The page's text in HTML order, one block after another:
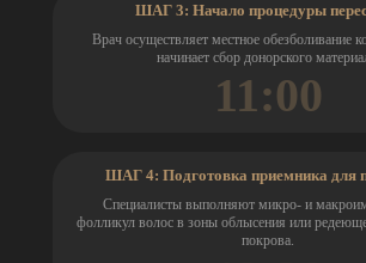
ШАГ 3: Начало процедуры
Врач осуществляет местное обезболивание
начинает сбор донорского
11:00
ШАГ 4: Подготовка приемника для
Специалисты выполняют микро- и
фолликул волос в зоны облысения или
покрова.